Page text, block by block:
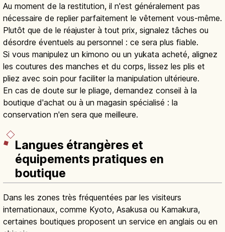
Au moment de la restitution, il n'est généralement pas
nécessaire de replier parfaitement le vêtement vous-même.
Plutôt que de le réajuster à tout prix, signalez tâches ou
désordre éventuels au personnel : ce sera plus fiable.
Si vous manipulez un kimono ou un yukata acheté, alignez
les coutures des manches et du corps, lissez les plis et
pliez avec soin pour faciliter la manipulation ultérieure.
En cas de doute sur le pliage, demandez conseil à la
boutique d'achat ou à un magasin spécialisé : la
conservation n'en sera que meilleure.
Langues étrangères et
équipements pratiques en
boutique
Dans les zones très fréquentées par les visiteurs
internationaux, comme Kyoto, Asakusa ou Kamakura,
certaines boutiques proposent un service en anglais ou en